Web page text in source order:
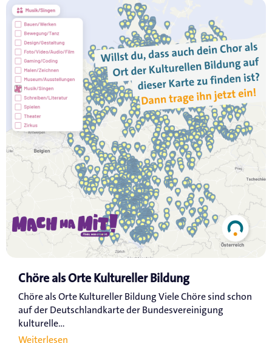
Chöre als Orte Kultureller Bildung
Chöre als Orte Kultureller Bildung Viele Chöre sind schon
auf der Deutschlandkarte der Bundesvereinigung
kulturelle...
Weiterlesen